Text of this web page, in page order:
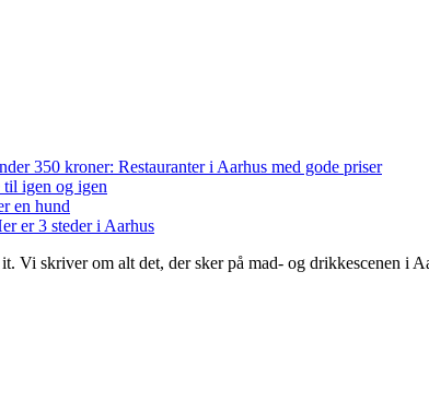
350 kroner: Restauranter i Aarhus med gode priser
til igen og igen
en hund
er 3 steder i Aarhus
Vi skriver om alt det, der sker på mad- og drikkescenen i